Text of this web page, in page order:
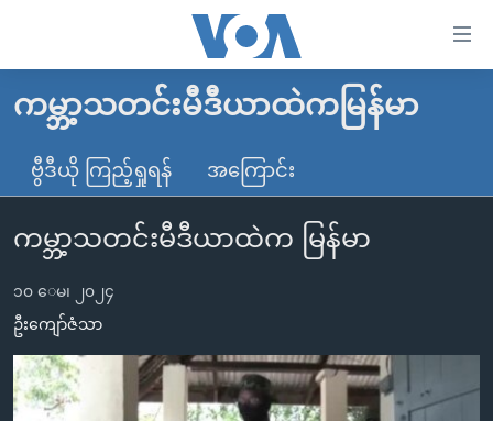
လွယ်ကူ
သည့်
များ
ပင်မ
အကြောင်းအရာ
ကျော်
ကြည့်
မူလစာမျက်နှာ
မြန်မာ
ကမ္ဘာ့သတင်းများ
နိုင်ငံတကာ
တရုတ်
အစ္စရေး-ပါလက်စတိုင်း
ဗွီဒီယို
ရပ်ဝန်းတခု လမ်းတခု အလွန်
အင်္ဂလိပ်စာလေ့လာမယ်
အမေရိကန်သုံးအီဒီယံ
အပတ်စဉ်ကဏ္ဍများ
ကမ္ဘာ့သတင်းမီဒီယာထဲကမြန်မာ
ဗွီဒီယို ကြည့်ရှုရန် အကြောင်း
ကမ္ဘာ့သတင်းမီဒီယာထဲက မြန်မာ
၁၀ ေမ၊ ၂၀၂၄
ဦးကျော်ဇံသာ